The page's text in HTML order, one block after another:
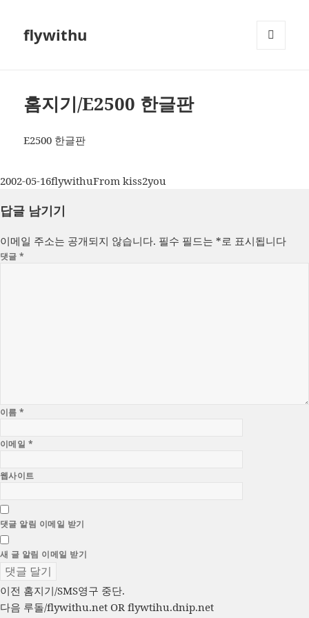
flywithu
홈지기/E2500 한글판
E2500 한글판
작
일
2002-05-16글
이
flywithu카
From kiss2you
답글 남기기
이메일 주소는 공개되지 않습니다. 필수 필드는 *로 표시됩니다
댓글*
이름*
이메일 *
웹사이트
댓글 알림 이메일 받기
새 글 알림 이메일 받기
글
이전 이
전
홈지기/SMS영구 중단.
다음 다
루돌/flywithu.net OR flywtihu.dnip.net